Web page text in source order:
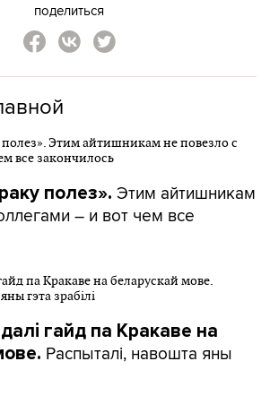
поделиться
полез». Этим айтишникам
– и вот чем все
гайд па Кракаве на
Распыталі, навошта яны